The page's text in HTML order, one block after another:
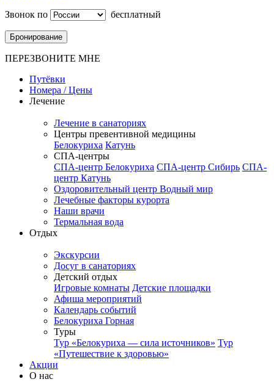
Звонок по
бесплатный
Бронирование
ПЕРЕЗВОНИТЕ МНЕ
Путёвки
Номера / Цены
Лечение
Лечение в санаториях
Центры превентивной медицины
Белокуриха Катунь
СПА-центры
СПА-центр Белокуриха СПА-центр Сибирь СПА-
центр Катунь
Оздоровительный центр Водный мир
Лечебные факторы курорта
Наши врачи
Термальная вода
Отдых
Экскурсии
Досуг в санаториях
Детский отдых
Игровые комнаты Детские площадки
Афиша мероприятий
Календарь событий
Белокуриха Горная
Туры
Тур «Белокуриха — сила источников» Тур
«Путешествие к здоровью»
Акции
О нас